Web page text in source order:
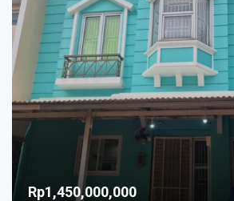
Rp1,450,000,000